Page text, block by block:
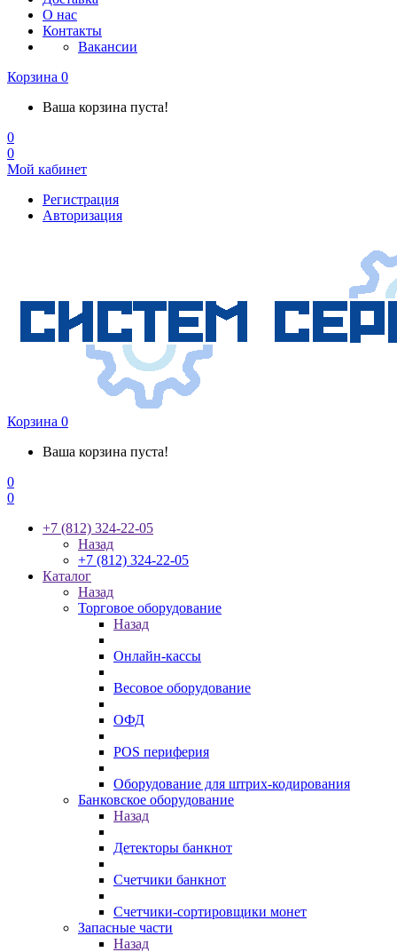
О нас
Контакты
Вакансии
Корзина 0
Ваша корзина пуста!
0
0
Мой кабинет
Регистрация
Авторизация
Корзина 0
Ваша корзина пуста!
0
0
+7 (812) 324-22-05
Назад
+7 (812) 324-22-05
Каталог
Назад
Торговое оборудование
Назад
Онлайн-кассы
Весовое оборудование
ОФД
POS периферия
Оборудование для штрих-кодирования
Банковское оборудование
Назад
Детекторы банкнот
Счетчики банкнот
Счетчики-сортировщики монет
Запасные части
Назад